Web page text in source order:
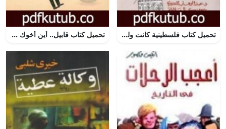
تحميل كتاب فلسطينية كانت ولم تزل PDF تأليف عبد الوهاب المسيري مجانا [كامل] تحميل كتاب قابيل.. أين أخوك هابيل؟ PDF تأليف إبراهيم الكوني مجانا [كامل]